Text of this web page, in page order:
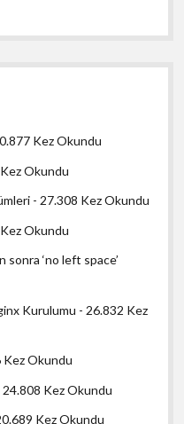
Kez Okundu
Okundu
- 27.308 Kez Okundu
Okundu
sonra ‘no left space’
Kurulumu - 26.832 Kez
Kez Okundu
24.808 Kez Okundu
Kez Okundu